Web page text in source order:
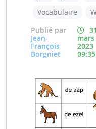
Vocabulaire
Publié par
Jean-
François
Borgniet
31
mars
2023
09:35